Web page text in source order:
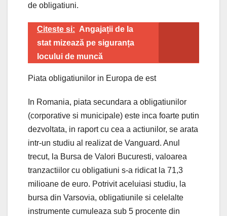
de obligatiuni.
Citeste si: Angajații de la
stat mizează pe siguranța
locului de muncă
Piata obligatiunilor in Europa de est
In Romania, piata secundara a obligatiunilor
(corporative si municipale) este inca foarte putin
dezvoltata, in raport cu cea a actiunilor, se arata
intr-un studiu al realizat de Vanguard. Anul
trecut, la Bursa de Valori Bucuresti, valoarea
tranzactiilor cu obligatiuni s-a ridicat la 71,3
milioane de euro. Potrivit aceluiasi studiu, la
bursa din Varsovia, obligatiunile si celelalte
instrumente cumuleaza sub 5 procente din